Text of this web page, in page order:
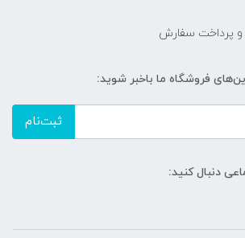
و پرداخت سفارش
فروشگاه ما باخبر شوید:
ثبت‌نام
دنبال کنید: